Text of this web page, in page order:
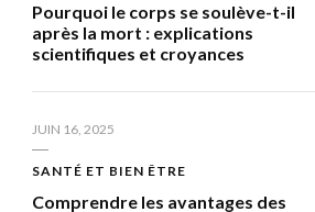
Pourquoi le corps se soulève-t-il
après la mort : explications
scientifiques et croyances
JUIN 16, 2025
SANTÉ ET BIEN ÊTRE
Comprendre les avantages des